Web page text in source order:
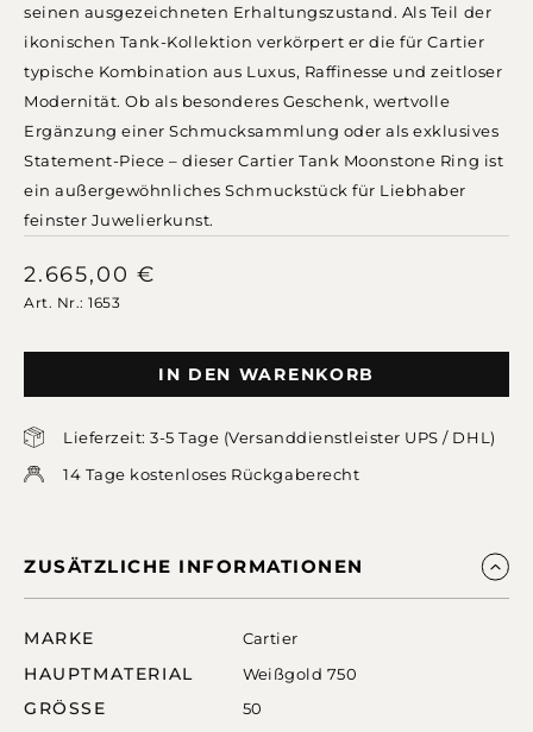
seinen ausgezeichneten Erhaltungszustand. Als Teil der
ikonischen Tank-Kollektion verkörpert er die für Cartier
typische Kombination aus Luxus, Raffinesse und zeitloser
Modernität. Ob als besonderes Geschenk, wertvolle
Ergänzung einer Schmucksammlung oder als exklusives
Statement-Piece – dieser Cartier Tank Moonstone Ring ist
ein außergewöhnliches Schmuckstück für Liebhaber
feinster Juwelierkunst.
2.665,00€
Art. Nr.: 1653
IN DEN WARENKORB
Lieferzeit: 3-5 Tage (Versanddienstleister UPS / DHL)
14 Tage kostenloses Rückgaberecht
ZUSÄTZLICHE INFORMATIONEN
MARKE Cartier
HAUPTMATERIAL Weißgold 750
GRÖSSE 50